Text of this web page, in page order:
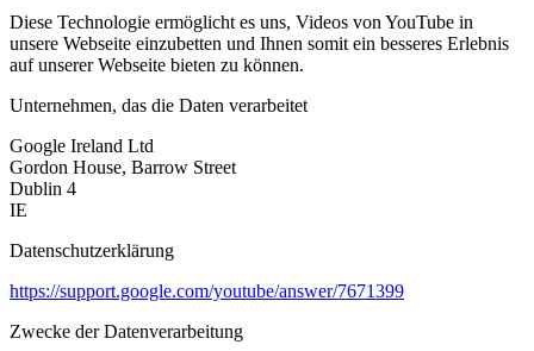
Diese Technologie ermöglicht es uns, Videos von YouTube in
unsere Webseite einzubetten und Ihnen somit ein besseres Erlebnis
auf unserer Webseite bieten zu können.
Unternehmen, das die Daten verarbeitet
Google Ireland Ltd
Gordon House, Barrow Street
Dublin 4
IE
Datenschutzerklärung
https://support.google.com/youtube/answer/7671399
Zwecke der Datenverarbeitung